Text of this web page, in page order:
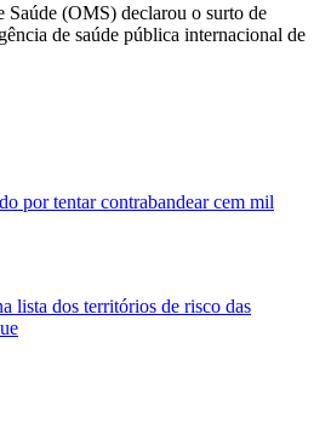
(OMS) declarou o surto de
de saúde pública internacional de
por tentar contrabandear cem mil
lista dos territórios de risco das